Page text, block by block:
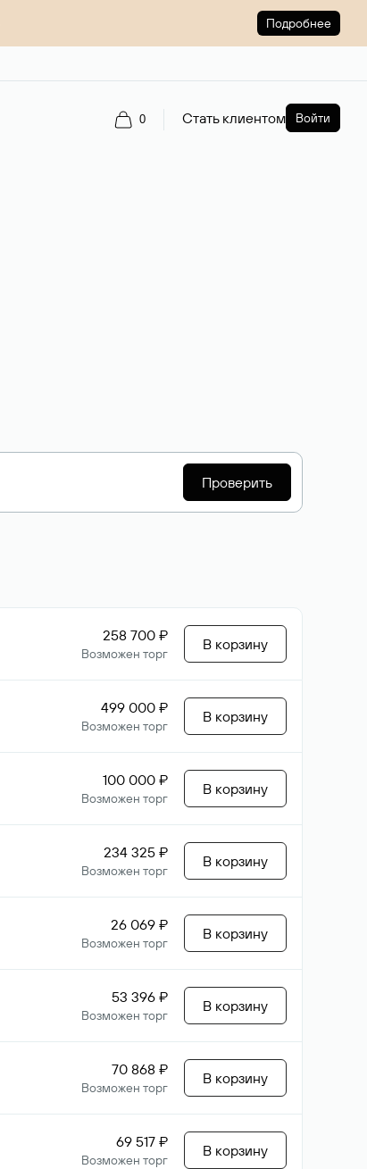
Подробнее
0 Стать клиентом Войти
Проверить
258 700 ₽
Возможен торг
В корзину
499 000 ₽
Возможен торг
В корзину
100 000 ₽
Возможен торг
В корзину
234 325 ₽
Возможен торг
В корзину
26 069 ₽
Возможен торг
В корзину
53 396 ₽
Возможен торг
В корзину
70 868 ₽
Возможен торг
В корзину
69 517 ₽
Возможен торг
В корзину